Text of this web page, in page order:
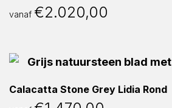
vanaf €2.020,00
Calacatta Stone Grey Lidia Rond